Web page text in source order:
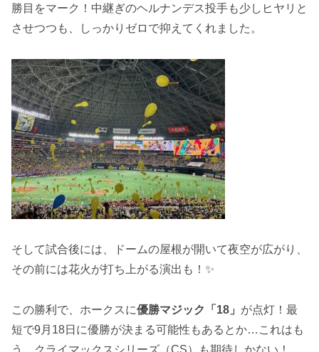
勝目をマーク！中継ぎのヘルナンデス投手も少しヒヤリと
させつつも、しっかりゼロで抑えてくれました。
そして試合後には、ドームの屋根が開いて夜空が広がり、
その前には花火が打ち上がる演出も！✨
この勝利で、ホークスに優勝マジック「18」 が点灯！最
短で9月18日に優勝が決まる可能性もあるとか…これはも
う、クライマックスシリーズ（CS）も期待しかない！